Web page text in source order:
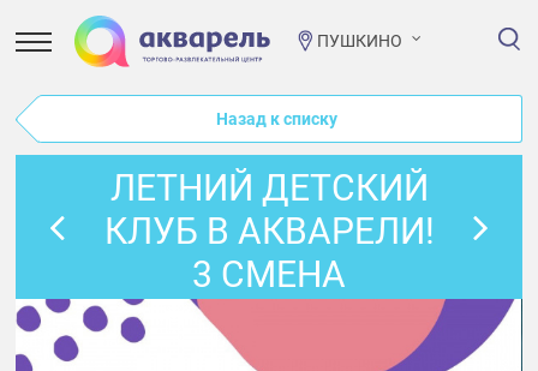
ПУШКИНО
Назад к списку
ЛЕТНИЙ ДЕТСКИЙ
КЛУБ В АКВАРЕЛИ!
3 СМЕНА